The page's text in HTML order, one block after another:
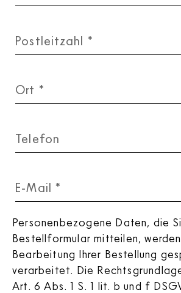
Postleitzahl *
Ort *
Telefon
E-Mail *
Personenbezogene Daten, die
Bestellformular mitteilen,
Bearbeitung Ihrer Bestellung
verarbeitet. Die
Art. 6 Abs. 1 S. 1 lit. b und f